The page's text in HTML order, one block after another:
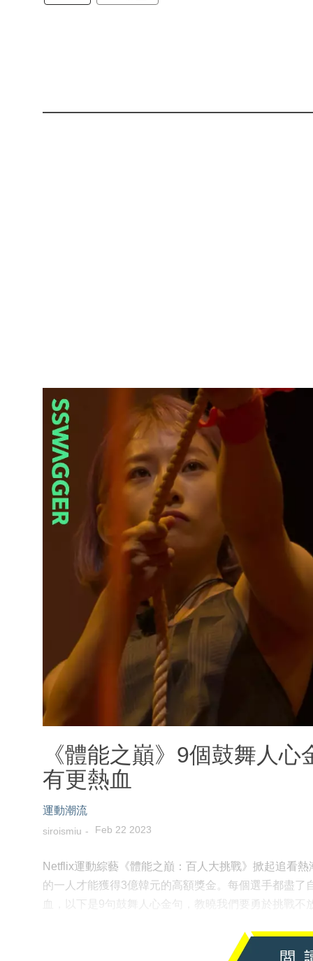
《體能之巔》9個鼓舞人
有更熱血
運動潮流
siroismiu Feb 22 2023
Netflix運動綜藝《體能之巔：百人大挑戰》掀起追看
的一人才能獲得3億韓元的高額獎金。每個選手都盡
血，以下是9句鼓舞人心金句，教曉我們要勇於挑戰不